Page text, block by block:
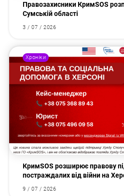
Правозахисники КримSOS
Сумській області
3 / 07 / 2026
Хроніки
КримSOS розширює правову
постраждалих від війни на
9 / 07 / 2026